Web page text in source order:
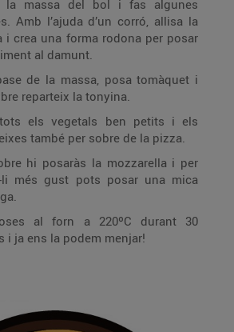
la massa del bol i fas algunes
Amb l’ajuda d’un corró, allisa la
i crea una forma rodona per posar
al damunt.
de la massa, posa tomàquet i
reparteix la tonyina.
els vegetals ben petits i els
també per sobre de la pizza.
hi posaràs la mozzarella i per
li més gust pots posar una mica
al forn a 220ºC durant 30
i ja ens la podem menjar!